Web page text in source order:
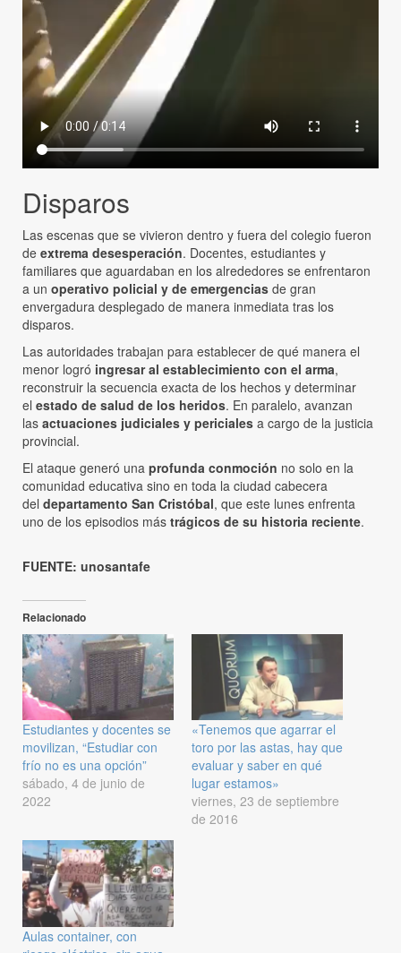
Disparos
Las escenas que se vivieron dentro y fuera del colegio fueron
de extrema desesperación. Docentes, estudiantes y
familiares que aguardaban en los alrededores se enfrentaron
a un operativo policial y de emergencias de gran
envergadura desplegado de manera inmediata tras los
disparos.
Las autoridades trabajan para establecer de qué manera el
menor logró ingresar al establecimiento con el arma,
reconstruir la secuencia exacta de los hechos y determinar
el estado de salud de los heridos. En paralelo, avanzan
las actuaciones judiciales y periciales a cargo de la justicia
provincial.
El ataque generó una profunda conmoción no solo en la
comunidad educativa sino en toda la ciudad cabecera
del departamento San Cristóbal, que este lunes enfrenta
uno de los episodios más trágicos de su historia reciente.
FUENTE: unosantafe
Relacionado
Estudiantes y docentes se
movilizan, “Estudiar con
frío no es una opción”
sábado, 4 de junio de
2022
«Tenemos que agarrar el
toro por las astas, hay que
evaluar y saber en qué
lugar estamos»
viernes, 23 de septiembre
de 2016
Aulas container, con